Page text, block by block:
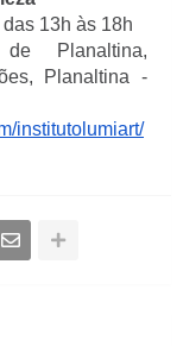
das 13h às 18h
Planaltina,
Planaltina -
institutolumiart/